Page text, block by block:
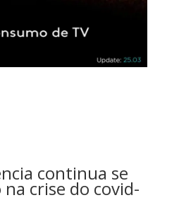
continua se
crise do covid-